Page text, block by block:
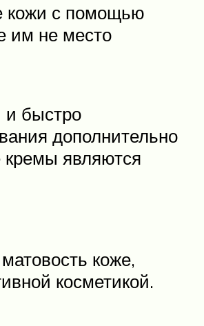
кожи с помощью
им не место
и быстро
дополнительно
являются
коже,
косметикой.